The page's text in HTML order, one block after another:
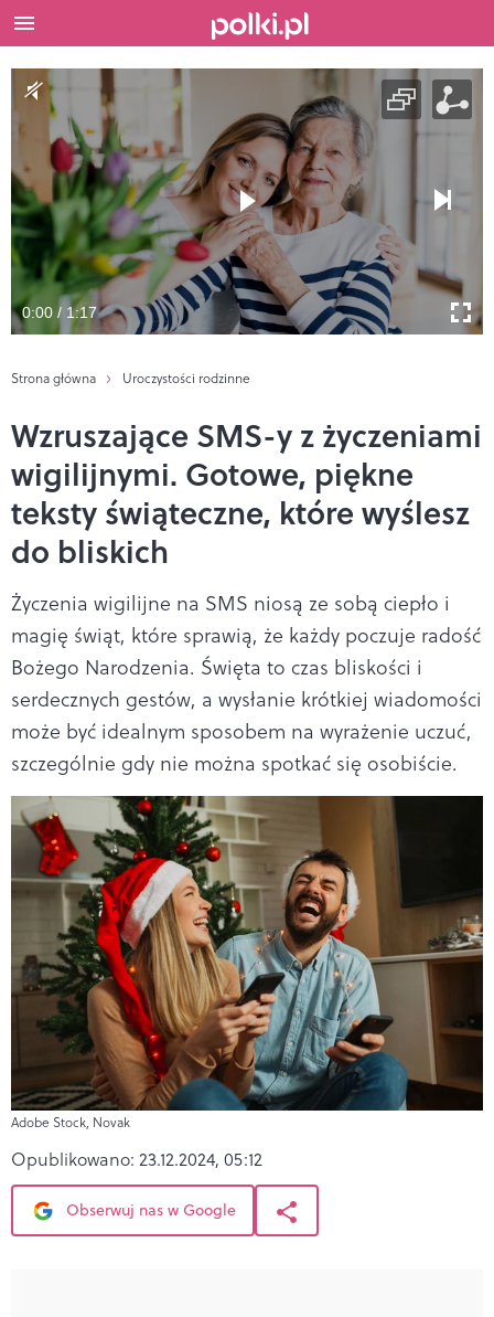
0:00 / 1:17
Strona główna Uroczystości rodzinne
Wzruszające SMS-y z życzeniami
wigilijnymi. Gotowe, piękne
teksty świąteczne, które wyślesz
do bliskich
Życzenia wigilijne na SMS niosą ze sobą ciepło i
magię świąt, które sprawią, że każdy poczuje radość
Bożego Narodzenia. Święta to czas bliskości i
serdecznych gestów, a wysłanie krótkiej wiadomości
może być idealnym sposobem na wyrażenie uczuć,
szczególnie gdy nie można spotkać się osobiście.
Adobe Stock, Novak
Opublikowano: 23.12.2024, 05:12
Obserwuj nas w Google